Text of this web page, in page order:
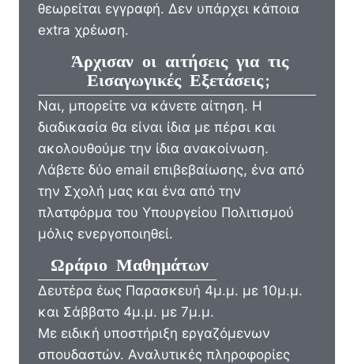
θεωρείται εγγραφή. Δεν υπάρχει κάποια
extra χρέωση.
Άρχισαν οι αιτήσεις για τις
Εισαγωγικές Εξετάσεις;
Ναι, μπορείτε να κάνετε αίτηση. Η
διαδικασία θα είναι ίδια με πέρσι και
ακολουθούμε την ίδια ανακοίνωση.
Λάβετε δύο email επιβεβαίωσης, ένα από
την Σχολή μας και ένα από την
πλατφόρμα του Υπουργείου Πολιτισμού
μόλις ενεργοποιηθεί.
Ωράριο Μαθημάτων
Δευτέρα έως Παρασκευή 4μ.μ. με 10μ.μ.
και Σάββατο 4μ.μ. με 7μ.μ.
Με ειδική υποστήριξη εργαζόμενων
σπουδαστών. Αναλυτικές πληροφορίες